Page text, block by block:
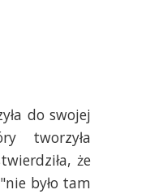
do swojej
tworzyła
że
było tam